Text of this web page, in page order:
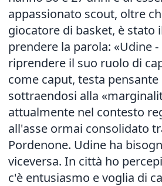
appassionato scout, oltre
giocatore di basket, è stato
prendere la parola: «Udine
riprendere il suo ruolo di
come caput, testa pensante
sottraendosi alla
attualmente nel contesto
all'asse ormai consolidato
Pordenone. Udine ha
viceversa. In città ho
c'è entusiasmo e voglia di